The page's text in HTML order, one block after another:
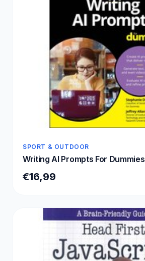
SPORT & OUTDOOR
Writing AI Prompts For Dummies
€16,99